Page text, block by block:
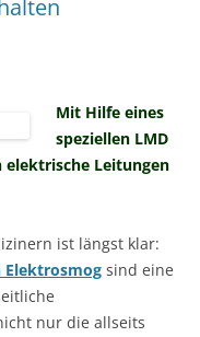
Mit Hilfe eines
speziellen LMD
elektrische Leitungen
ist längst klar:
Elektrosmog sind eine
nur die allseits